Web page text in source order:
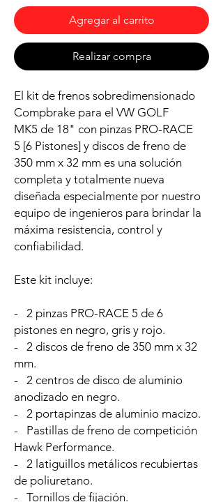
Agregar al carrito
Realizar compra
El kit de frenos sobredimensionado
Compbrake para el VW GOLF
MK5 de 18" con pinzas PRO-RACE
5 [6 Pistones] y discos de freno de
350 mm x 32 mm es una solución
completa y totalmente nueva
diseñada especialmente por nuestro
equipo de ingenieros para brindar la
máxima resistencia, control y
confiabilidad.
Este kit incluye:
- 2 pinzas PRO-RACE 5 de 6
pistones en negro, gris y rojo.
- 2 discos de freno de 350 mm x 32
mm.
- 2 centros de disco de aluminio
anodizado en negro.
- 2 portapinzas de aluminio macizo.
- Pastillas de freno de competición
Hawk Performance.
- 2 latiguillos metálicos recubiertas
de poliuretano.
- Tornillos de fijación.